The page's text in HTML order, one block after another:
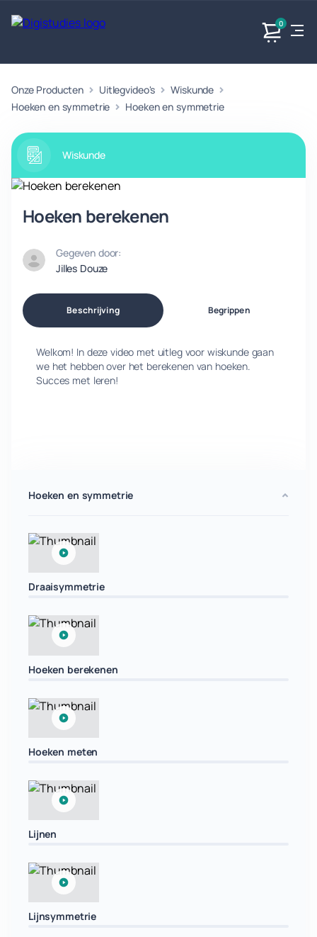
0
Exacte
vakken
Geen
vakken.
Taalvakken
Geen
vakken.
Maatschappijvakken
Geen vakken.
Onze Producten Uitlegvideo's
Wiskunde
Hoeken en symmetrie
Hoeken en symmetrie
Wiskunde
Hoeken berekenen
Gegeven door:
Jilles Douze
Beschrijving Begrippen
Welkom! In deze video met uitleg voor wiskunde gaan
we het hebben over het berekenen van hoeken.
Succes met leren!
Hoeken en symmetrie
Draaisymmetrie
Hoeken berekenen
Hoeken meten
Lijnen
Lijnsymmetrie